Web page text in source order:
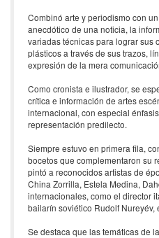
Combinó arte y periodismo con
anecdótico de una noticia, la
variadas técnicas para lograr sus
plásticos a través de sus trazos,
expresión de la mera
Como cronista e ilustrador, se
crítica e información de artes
internacional, con especial
representación predilecto.
Siempre estuvo en primera fila,
bocetos que complementaron su
pintó a reconocidos artistas de
China Zorrilla, Estela Medina,
internacionales, como el director
bailarín soviético Rudolf Nureyév,
Se destaca que las temáticas de